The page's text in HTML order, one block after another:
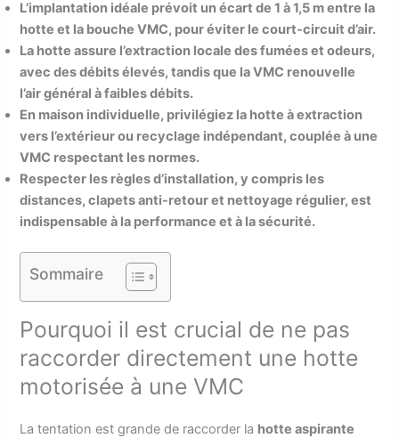
L’implantation idéale prévoit un écart de 1 à 1,5 m entre la
hotte et la bouche VMC, pour éviter le court-circuit d’air.
La hotte assure l’extraction locale des fumées et odeurs,
avec des débits élevés, tandis que la VMC renouvelle
l’air général à faibles débits.
En maison individuelle, privilégiez la hotte à extraction
vers l’extérieur ou recyclage indépendant, couplée à une
VMC respectant les normes.
Respecter les règles d’installation, y compris les
distances, clapets anti-retour et nettoyage régulier, est
indispensable à la performance et à la sécurité.
Sommaire
Pourquoi il est crucial de ne pas
raccorder directement une hotte
motorisée à une VMC
La tentation est grande de raccorder la hotte aspirante